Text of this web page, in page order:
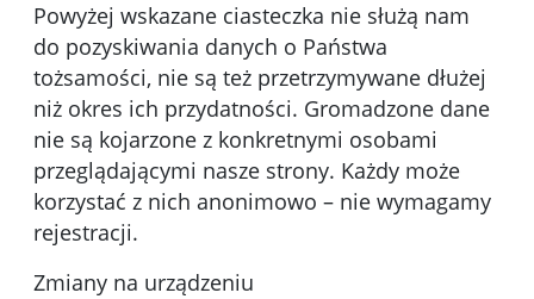
Powyżej wskazane ciasteczka nie służą nam
do pozyskiwania danych o Państwa
tożsamości, nie są też przetrzymywane dłużej
niż okres ich przydatności. Gromadzone dane
nie są kojarzone z konkretnymi osobami
przeglądającymi nasze strony. Każdy może
korzystać z nich anonimowo – nie wymagamy
rejestracji.
Zmiany na urządzeniu